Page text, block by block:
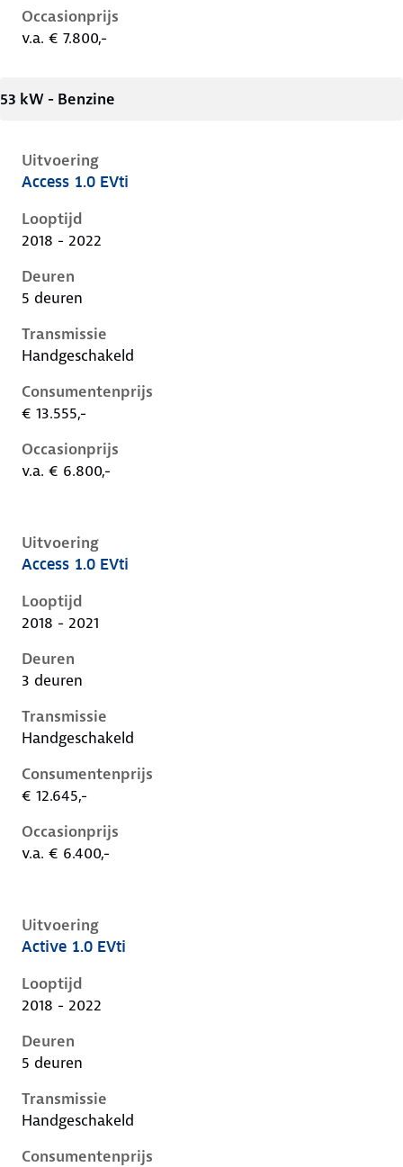
Occasionprijs
v.a. € 7.800,-
53 kW - Benzine
Uitvoering
Peugeot 108 i, 1.0 evti, 53 kW, Benzine, 5 deuren
Access 1.0 EVti
Looptijd
2018 - 2022
Deuren
5 deuren
Transmissie
Handgeschakeld
Consumentenprijs
€ 13.555,-
Occasionprijs
v.a. € 6.800,-
Uitvoering
Peugeot 108 i, 1.0 evti, 53 kW, Benzine, 3 deuren
Access 1.0 EVti
Looptijd
2018 - 2021
Deuren
3 deuren
Transmissie
Handgeschakeld
Consumentenprijs
€ 12.645,-
Occasionprijs
v.a. € 6.400,-
Uitvoering
Peugeot 108 i, 1.0 evti, 53 kW, Benzine, 5 deuren
Active 1.0 EVti
Looptijd
2018 - 2022
Deuren
5 deuren
Transmissie
Handgeschakeld
Consumentenprijs